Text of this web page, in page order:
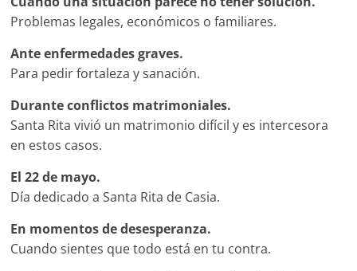
Problemas legales, económicos o familiares.
Ante enfermedades graves.
Para pedir fortaleza y sanación.
Durante conflictos matrimoniales.
Santa Rita vivió un matrimonio difícil y es intercesora
en estos casos.
El 22 de mayo.
Día dedicado a Santa Rita de Casia.
En momentos de desesperanza.
Cuando sientes que todo está en tu contra.